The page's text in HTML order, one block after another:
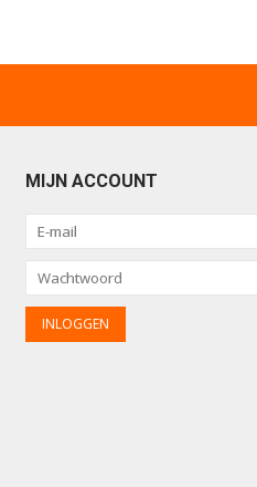
MIJN ACCOUNT